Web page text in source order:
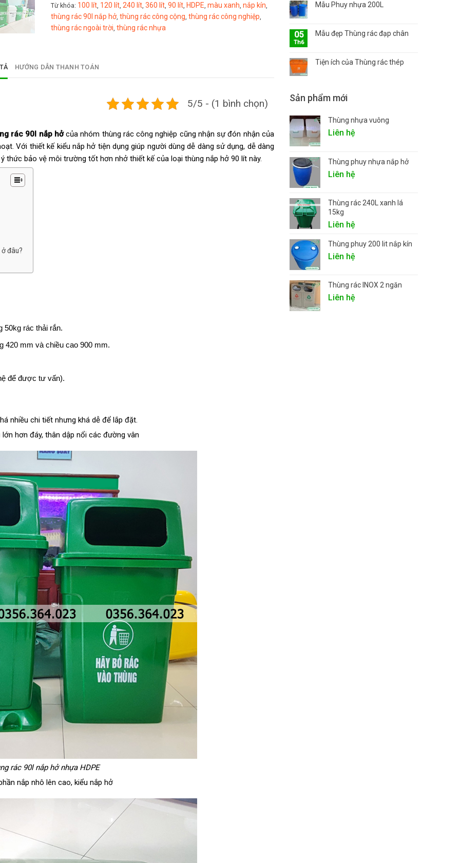
Mẫu Phuy nhựa 200L
05
Th6
Mẫu đẹp Thùng rác đạp chân
Tiện ích của Thùng rác thép
Sản phẩm mới
Thùng nhựa vuông
Liên hệ
Thùng phuy nhựa nắp hở
Liên hệ
Thùng rác 240L xanh lá
15kg
Liên hệ
Thùng phuy 200 lit nắp kín
Liên hệ
Thùng rác INOX 2 ngăn
Liên hệ
Từ khóa: 100 lít 120 lít 240 lít 360 lít 90 lít HDPE màu xanh nắp kín
thùng rác 90l nắp hở, thùng rác công cộng thùng rác công nghiệp
thùng rác ngoài trời thùng rác nhựa
HƯỚNG DẪN THANH TOÁN
5/5 - (1 bình chọn)
rác 90l nắp hởcủa nhóm thùng rác công nghiệp cũng nhận sự đón nhận của
Với thiết kế kiểu nắp hở tiện dụng giúp người dùng dễ dàng sử dụng, dễ dàng
thức bảo vệ môi trường tốt hơn nhở thiết kế của loại thùng nắp hở 90 lít này.
đâu?
50kg rác thải rắn.
420 mm và chiều cao 900 mm.
để được tư vấn).
nhiều chi tiết nhưng khá dễ để lắp đặt.
hơn đáy, thân dập nổi các đường vân
rác 90l nắp hở nhựa HDPE
nắp nhô lên cao, kiểu nắp hở